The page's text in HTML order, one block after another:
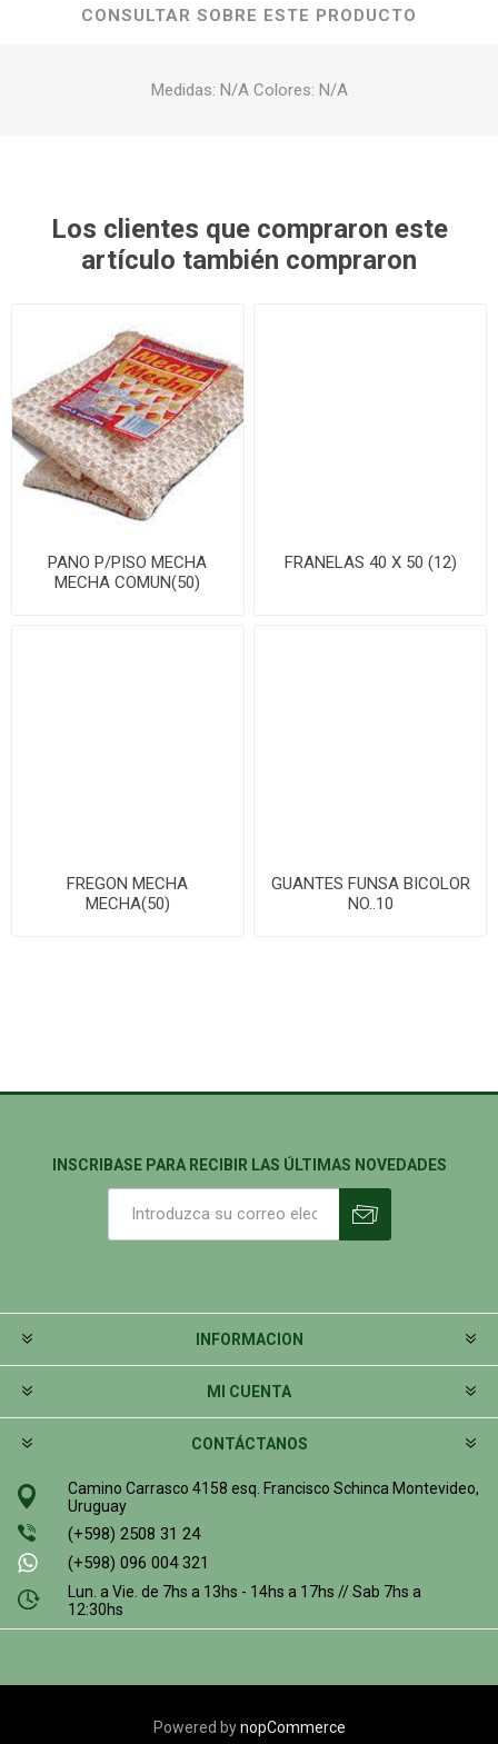
CONSULTAR SOBRE ESTE PRODUCTO
Medidas: N/A Colores: N/A
Los clientes que compraron este
artículo también compraron
PANO P/PISO MECHA
MECHA COMUN(50)
FRANELAS 40 X 50 (12)
FREGON MECHA
MECHA(50)
GUANTES FUNSA BICOLOR
NO..10
INSCRIBASE PARA RECIBIR LAS ÚLTIMAS NOVEDADES
INFORMACION
MI CUENTA
CONTÁCTANOS
Camino Carrasco 4158 esq. Francisco Schinca Montevideo,
Uruguay
(+598) 2508 31 24
(+598) 096 004 321
Lun. a Vie. de 7hs a 13hs - 14hs a 17hs // Sab 7hs a
12:30hs
Powered bynopCommerce